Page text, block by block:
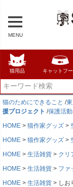
MENU
猫用品 キャットフ
猫のためにできること /
援プロジェクト /保護活
HOME
猫作家グッズ
HOME
猫作家グッズ
HOME
生活雑貨 クリ
HOME
生活雑貨 ファ
HOME
生活雑貨 しお